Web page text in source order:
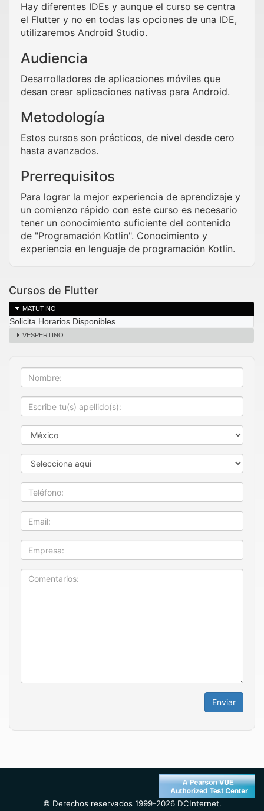
Hay diferentes IDEs y aunque el curso se centra
el Flutter y no en todas las opciones de una IDE,
utilizaremos Android Studio.
Audiencia
Desarrolladores de aplicaciones móviles que
desan crear aplicaciones nativas para Android.
Metodología
Estos cursos son prácticos, de nivel desde cero
hasta avanzados.
Prerrequisitos
Para lograr la mejor experiencia de aprendizaje y
un comienzo rápido con este curso es necesario
tener un conocimiento suficiente del contenido
de "Programación Kotlin". Conocimiento y
experiencia en lenguaje de programación Kotlin.
Cursos de Flutter
MATUTINO
Solicita Horarios Disponibles
VESPERTINO
Nombre
Apellido
País
Estado
Teléfono
Email
Empresa
Enviar
© Derechos reservados 1999-2026 DCInternet.